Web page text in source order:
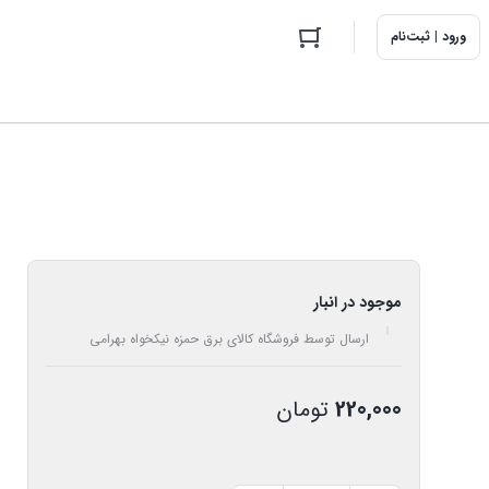
ورود | ثبت‌نام
موجود در انبار
ارسال توسط فروشگاه کالای برق حمزه نیکخواه بهرامی
220,000 تومان